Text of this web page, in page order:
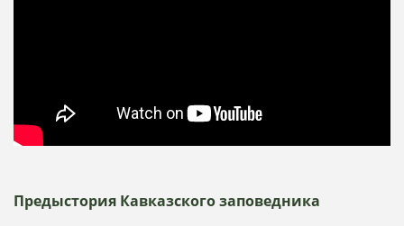
Предыстория Кавказского заповедника